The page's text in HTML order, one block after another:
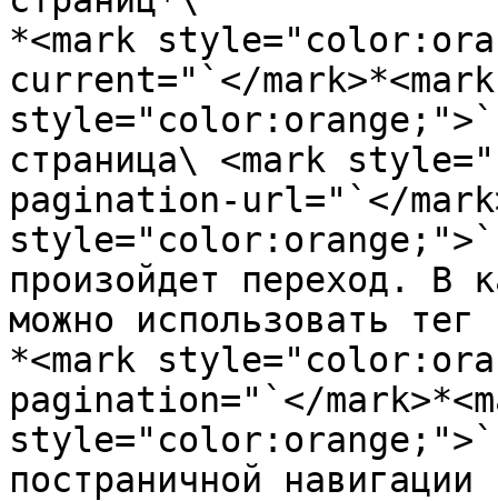
*<mark
current="`</mark>*<mark
страница\ <mark
pagination-url="`</
произойдет переход. В
можно использовать тег
*<mark
pagination="`</
постраничной